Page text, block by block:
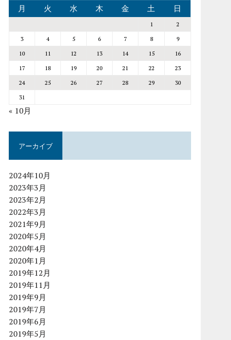
月
火 水 木 金 土 日
1
2
3
4 5 6 7 8
9
10
11 12 13 14 15
16
17
18 19 20 21 22
23
24
25 26 27 28 29
30
31
« 10月
アーカイブ
2024年10月
2023年3月
2023年2月
2022年3月
2021年9月
2020年5月
2020年4月
2020年1月
2019年12月
2019年11月
2019年9月
2019年7月
2019年6月
2019年5月